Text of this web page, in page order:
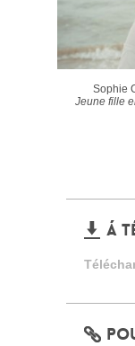
Sophie
Jeune fille
Á